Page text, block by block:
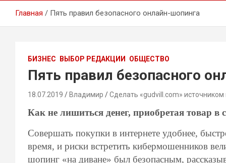
Главная Пять правил безопасного онлайн-шопинга
БИЗНЕС ВЫБОР РЕДАКЦИИ ОБЩЕСТВО
Пять правил безопасного
18.07.2019 Владимир Сделать «gudvill.com» источником
Как не лишиться денег, приобретая товар в
Совершать покупки в интернете удобнее,
время, и риски встретить кибермошенников
шопинг «на диване» был безопасным,